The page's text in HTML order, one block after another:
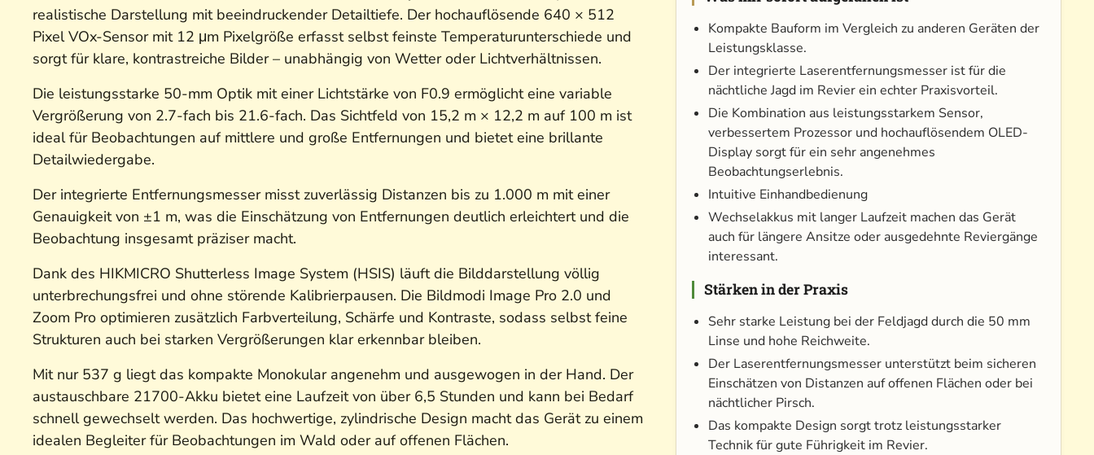
realistische Darstellung mit beeindruckender Detailtiefe. Der hochauflösende 640 × 512
Pixel VOx-Sensor mit 12 μm Pixelgröße erfasst selbst feinste Temperaturunterschiede und
sorgt für klare, kontrastreiche Bilder – unabhängig von Wetter oder Lichtverhältnissen.
Die leistungsstarke 50-mm Optik mit einer Lichtstärke von F0.9 ermöglicht eine variable
Vergrößerung von 2.7-fach bis 21.6-fach. Das Sichtfeld von 15,2 m × 12,2 m auf 100 m ist
ideal für Beobachtungen auf mittlere und große Entfernungen und bietet eine brillante
Detailwiedergabe.
Der integrierte Entfernungsmesser misst zuverlässig Distanzen bis zu 1.000 m mit einer
Genauigkeit von ±1 m, was die Einschätzung von Entfernungen deutlich erleichtert und die
Beobachtung insgesamt präziser macht.
Dank des HIKMICRO Shutterless Image System (HSIS) läuft die Bilddarstellung völlig
unterbrechungsfrei und ohne störende Kalibrierpausen. Die Bildmodi Image Pro 2.0 und
Zoom Pro optimieren zusätzlich Farbverteilung, Schärfe und Kontraste, sodass selbst feine
Strukturen auch bei starken Vergrößerungen klar erkennbar bleiben.
Mit nur 537 g liegt das kompakte Monokular angenehm und ausgewogen in der Hand. Der
austauschbare 21700-Akku bietet eine Laufzeit von über 6,5 Stunden und kann bei Bedarf
schnell gewechselt werden. Das hochwertige, zylindrische Design macht das Gerät zu einem
idealen Begleiter für Beobachtungen im Wald oder auf offenen Flächen.
Kompakte Bauform im Vergleich zu anderen Geräten der
Leistungsklasse.
Der integrierte Laserentfernungsmesser ist für die
nächtliche Jagd im Revier ein echter Praxisvorteil.
Die Kombination aus leistungsstarkem Sensor,
verbessertem Prozessor und hochauflösendem OLED-
Display sorgt für ein sehr angenehmes
Beobachtungserlebnis.
Intuitive Einhandbedienung
Wechselakkus mit langer Laufzeit machen das Gerät
auch für längere Ansitze oder ausgedehnte Reviergänge
interessant.
Stärken in der Praxis
Sehr starke Leistung bei der Feldjagd durch die 50 mm
Linse und hohe Reichweite.
Der Laserentfernungsmesser unterstützt beim sicheren
Einschätzen von Distanzen auf offenen Flächen oder bei
nächtlicher Pirsch.
Das kompakte Design sorgt trotz leistungsstarker
Technik für gute Führigkeit im Revier.